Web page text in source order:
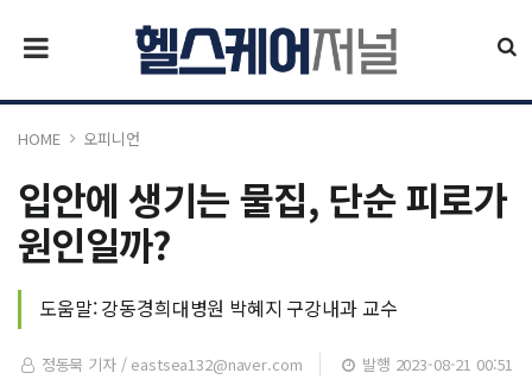
HOME 오피니언
입안에 생기는 물집, 단순 피로가
원인일까?
도움말: 강동경희대병원 박혜지 구강내과 교수
정동묵 기자 / eastsea132@naver.com 발행 2023-08-21 00:51